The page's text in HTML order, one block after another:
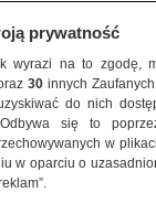
prywatność
wyrazi na to zgodę,
30 innych
do nich
się to
w
w oparciu o